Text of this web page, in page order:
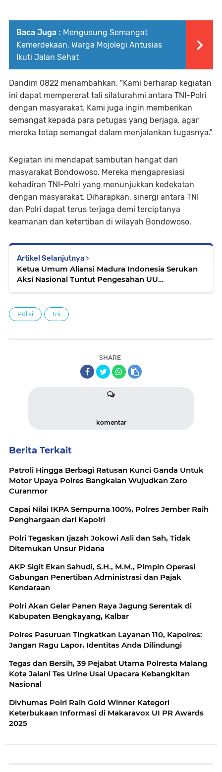
Baca Juga : Mengusung Semangat
Kemerdekaan, Warga Mojolegi Antusias
Ikuti Jalan Sehat
Dandim 0822 menambahkan, "Kami berharap kegiatan
ini dapat mempererat tali silaturahmi antara TNI-Polri
dengan masyarakat. Kami juga ingin memberikan
semangat kepada para petugas yang berjaga, agar
mereka tetap semangat dalam menjalankan tugasnya."
Kegiatan ini mendapat sambutan hangat dari
masyarakat Bondowoso. Mereka mengapresiasi
kehadiran TNI-Polri yang menunjukkan kedekatan
dengan masyarakat. Diharapkan, sinergi antara TNI
dan Polri dapat terus terjaga demi terciptanya
keamanan dan ketertiban di wilayah Bondowoso.
Artikel Selanjutnya
Ketua Umum Aliansi Madura Indonesia Serukan
Aksi Nasional Tuntut Pengesahan UU
Polisi tni
SHARE
komentar
Berita Terkait
Patroli Hingga Berbagi Ratusan Kunci Ganda Untuk
Motor Upaya Polres Bangkalan Wujudkan Zero
Curanmor
Capai Nilai IKPA Sempurna 100%, Polres Jember Raih
Penghargaan dari Kapolri
Polri Tegaskan Ijazah Jokowi Asli dan Sah, Tidak
Ditemukan Unsur Pidana
AKP Sigit Ekan Sahudi, S.H., M.M., Pimpin Operasi
Gabungan Penertiban Administrasi dan Pajak
Kendaraan
Polri Akan Gelar Panen Raya Jagung Serentak di
Kabupaten Bengkayang, Kalbar
Polres Pasuruan Tingkatkan Layanan 110, Kapolres:
Jangan Ragu Lapor, Identitas Anda Dilindungi
Tegas dan Bersih, 39 Pejabat Utama Polresta Malang
Kota Jalani Tes Urine Usai Upacara Kebangkitan
Nasional
Divhumas Polri Raih Gold Winner Kategori
Keterbukaan Informasi di Makaravox UI PR Awards
2025